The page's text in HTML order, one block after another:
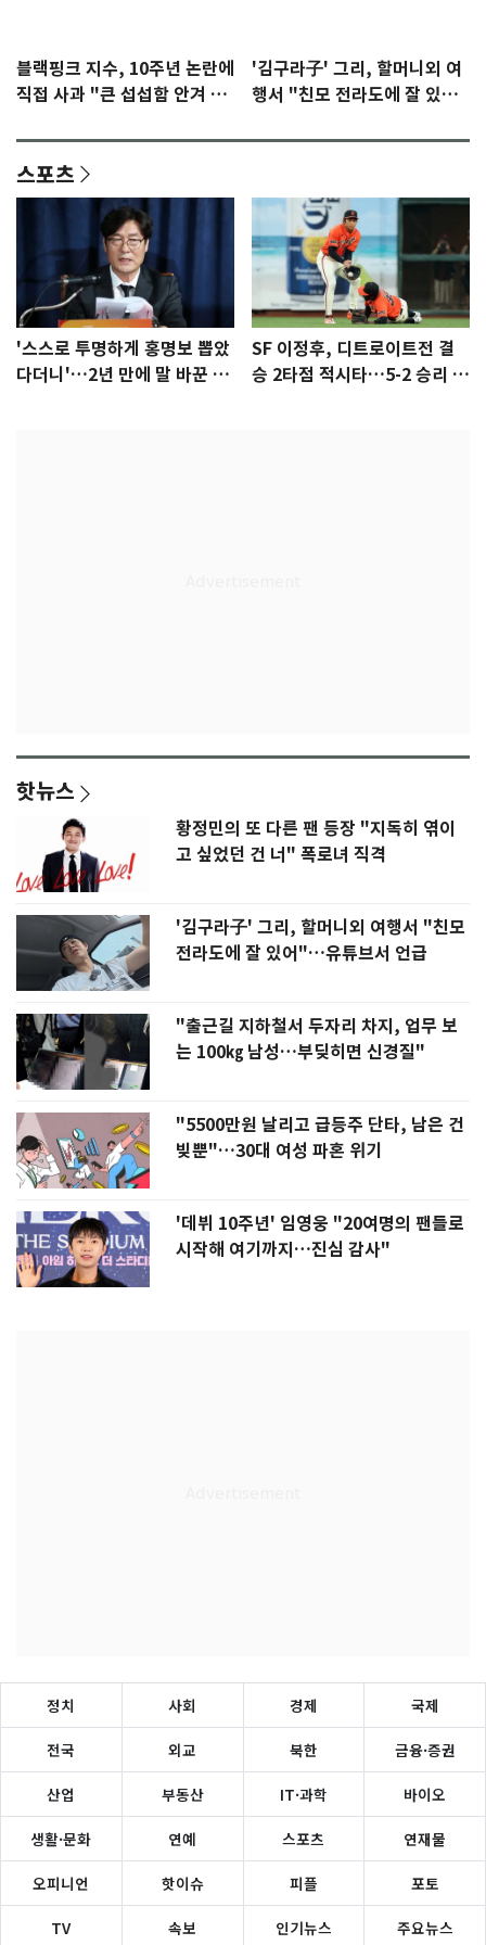
블랙핑크 지수, 10주년 논란에
직접 사과 "큰 섭섭함 안겨 미
'김구라子' 그리, 할머니외 여
행서 "친모 전라도에 잘 있
스포츠
'스스로 투명하게 홍명보 뽑았
다더니'…2년 만에 말 바꾼 이
SF 이정후, 디트로이트전 결
승 2타점 적시타…5-2 승리 견
핫뉴스
황정민의 또 다른 팬 등장 "지독히 엮이
고 싶었던 건 너" 폭로녀 직격
'김구라子' 그리, 할머니외 여행서 "친모
전라도에 잘 있어"…유튜브서 언급
"출근길 지하철서 두자리 차지, 업무 보
는 100㎏ 남성…부딪히면 신경질"
"5500만원 날리고 급등주 단타, 남은 건
빚뿐"…30대 여성 파혼 위기
'데뷔 10주년' 임영웅 "20여명의 팬들로
시작해 여기까지…진심 감사"
정치 사회 경제 국제
전국 외교 북한 금융·증권
산업 부동산 IT·과학 바이오
생활·문화 연예 스포츠 연재물
오피니언 핫이슈 피플 포토
TV 속보 인기뉴스 주요뉴스